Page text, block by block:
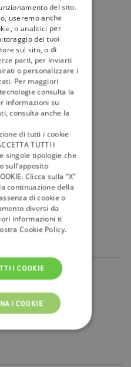
I programmi
I canali
La Guida +
faq
Sitemap
mytivù
Sei un editore?
del sito.
useremo anche
o analitici per
dei tuoi
sul sito, o di
parti, per inviarti
o personalizzare i
Per maggiori
consulta la
informazioni su
consulta anche la
di tutti i cookie
TUTTI I
singole tipologie che
sull’apposito
Clicca sulla "X"
continuazione della
di cookie o
diversi da
informazioni ti
Cookie Policy.
I COOKIE
I COOKIE